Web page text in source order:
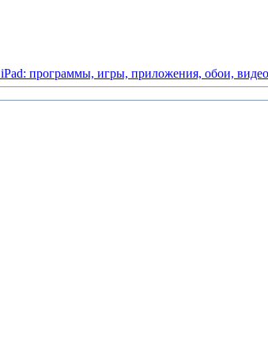
iPad: программы, игры, приложения, обои, видео